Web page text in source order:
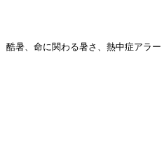
酷暑、命に関わる暑さ、熱中症アラ